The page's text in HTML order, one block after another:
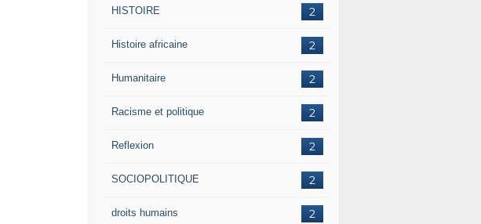
2
HISTOIRE
2
Histoire africaine
2
Humanitaire
2
Racisme et politique
2
Reflexion
2
SOCIOPOLITIQUE
2
droits humains